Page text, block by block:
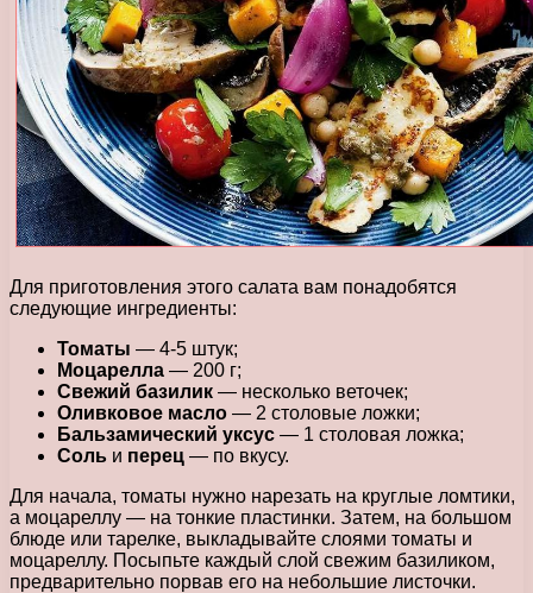
Для приготовления этого салата вам понадобятся
следующие ингредиенты:
Томаты — 4-5 штук;
Моцарелла — 200 г;
Свежий базилик — несколько веточек;
Оливковое масло — 2 столовые ложки;
Бальзамический уксус — 1 столовая ложка;
Соль и перец — по вкусу.
Для начала, томаты нужно нарезать на круглые ломтики,
а моцареллу — на тонкие пластинки. Затем, на большом
блюде или тарелке, выкладывайте слоями томаты и
моцареллу. Посыпьте каждый слой свежим базиликом,
предварительно порвав его на небольшие листочки.